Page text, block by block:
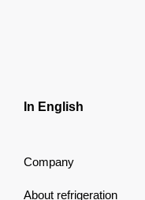
In English
Company
About refrigeration